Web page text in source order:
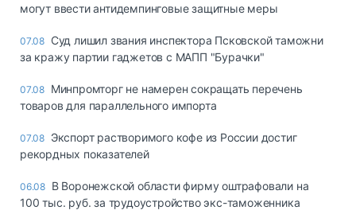
могут ввести антидемпинговые защитные меры
07.08 Суд лишил звания инспектора Псковской таможни
за кражу партии гаджетов с МАПП "Бурачки"
07.08 Минпромторг не намерен сокращать перечень
товаров для параллельного импорта
07.08 Экспорт растворимого кофе из России достиг
рекордных показателей
06.08 В Воронежской области фирму оштрафовали на
100 тыс. руб. за трудоустройство экс-таможенника